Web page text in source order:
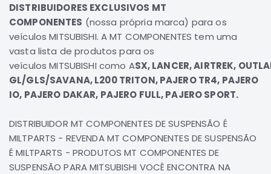
Filtros
Câmbio
Elétrica
Acessórios
Lancer
Motor
Suspensão
Freio
Correias
DISTRIBUIDORES EXCLUSIVOS MT
COMPONENTES (nossa própria marca) para os
veículosMITSUBISHI. AMT COMPONENTES tem uma
vasta lista de produtos para os
veículosMITSUBISHI como ASX, LANCER, AIRTREK,
GL/GLS/SAVANA, L200 TRITON, PAJERO TR4, PAJERO
IO, PAJERO DAKAR, PAJERO FULL, PAJERO SPORT.
DISTRIBUIDOR MT COMPONENTES DE SUSPENSÃO É
MILTPARTS - REVENDA MT COMPONENTES DE SUSPENSÃO
É MILTPARTS - PRODUTOS MT COMPONENTES DE
SUSPENSÃO PARA MITSUBISHI VOCÊ ENCONTRA NA